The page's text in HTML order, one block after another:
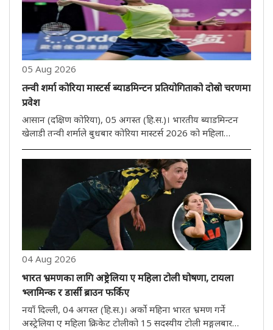
05 Aug 2026
तन्वी शर्मा कोरिया मास्टर्स ब्याडमिन्टन प्रतियोगिताको दोस्रो चरणमा
प्रवेश
आसान (दक्षिण कोरिया), 05 अगस्त (हि.स.)। भारतीय ब्याडमिन्टन
खेलाडी तन्वी शर्माले बुधबार कोरिया मास्टर्स 2026 को महिला
एकलको दोस्रो चरणमा प्रवेश गरेकी छिन्। तेस्रो वरीयता प्राप्त 17
वर्षीया तन्वीले चीनकी युआन आन चीलाई सिधा गेम 21-16, 21-15
04 Aug 2026
भारत भ्रमणका लागि अष्ट्रेलिया ए महिला टोली घोषणा, टायला
भ्लामिन्क र डार्सी ब्राउन फर्किए
नयाँ दिल्ली, 04 अगस्त (हि.स.)। अर्को महिना भारत भ्रमण गर्ने
अस्ट्रेलिया ए महिला क्रिकेट टोलीको 15 सदस्यीय टोली मङ्गलबार